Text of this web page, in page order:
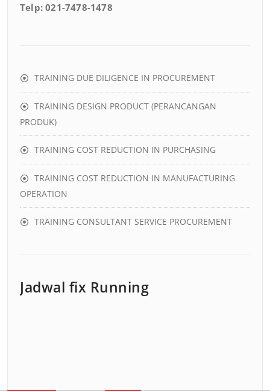
Telp: 021-7478-1478
TRAINING DUE DILIGENCE IN PROCUREMENT
TRAINING DESIGN PRODUCT (PERANCANGAN
PRODUK)
TRAINING COST REDUCTION IN PURCHASING
TRAINING COST REDUCTION IN MANUFACTURING
OPERATION
TRAINING CONSULTANT SERVICE PROCUREMENT
Jadwal fix Running